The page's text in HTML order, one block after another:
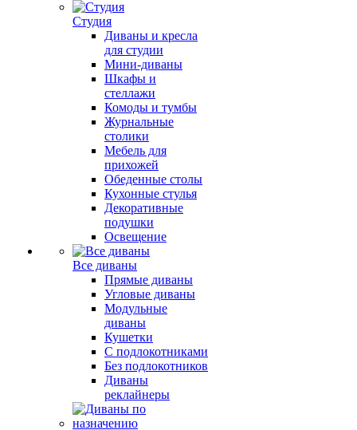
Студия
Диваны и кресла
для студии
Мини-диваны
Шкафы и
стеллажи
Комоды и тумбы
Журнальные
столики
Мебель для
прихожей
Обеденные столы
Кухонные стулья
Декоративные
подушки
Освещение
Все диваны
Прямые диваны
Угловые диваны
Модульные
диваны
Кушетки
С подлокотниками
Без подлокотников
Диваны
реклайнеры